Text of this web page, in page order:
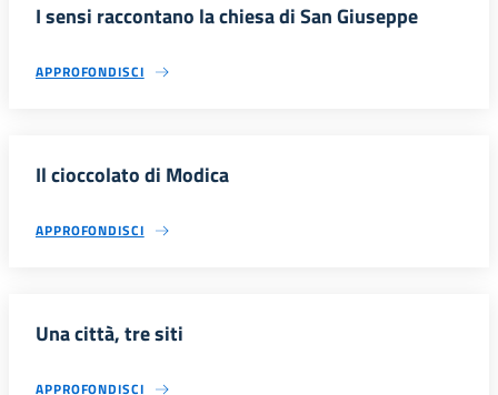
I sensi raccontano la chiesa di San Giuseppe
APPROFONDISCI
Il cioccolato di Modica
APPROFONDISCI
Una città, tre siti
APPROFONDISCI